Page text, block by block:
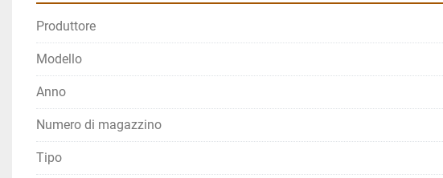
Produttore
Modello
Anno
Numero di magazzino
Tipo